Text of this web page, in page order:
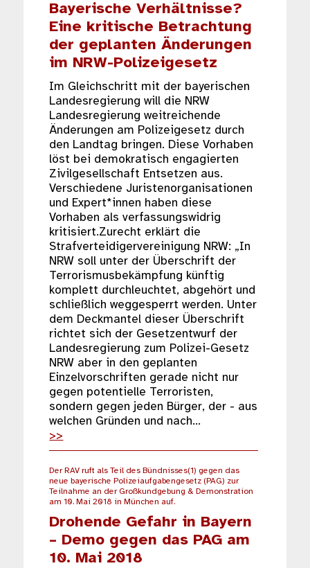
Bayerische Verhältnisse?
Eine kritische Betrachtung
der geplanten Änderungen
im NRW-Polizeigesetz
Im Gleichschritt mit der bayerischen
Landesregierung will die NRW
Landesregierung weitreichende
Änderungen am Polizeigesetz durch
den Landtag bringen. Diese Vorhaben
löst bei demokratisch engagierten
Zivilgesellschaft Entsetzen aus.
Verschiedene Juristenorganisationen
und Expert*innen haben diese
Vorhaben als verfassungswidrig
kritisiert.Zurecht erklärt die
Strafverteidigervereinigung NRW: „In
NRW soll unter der Überschrift der
Terrorismusbekämpfung künftig
komplett durchleuchtet, abgehört und
schließlich weggesperrt werden. Unter
dem Deckmantel dieser Überschrift
richtet sich der Gesetzentwurf der
Landesregierung zum Polizei-Gesetz
NRW aber in den geplanten
Einzelvorschriften gerade nicht nur
gegen potentielle Terroristen,
sondern gegen jeden Bürger, der - aus
welchen Gründen und nach…
>>
Der RAV ruft als Teil des Bündnisses(1) gegen das
neue bayerische Polizeiaufgabengesetz (PAG) zur
Teilnahme an der Großkundgebung & Demonstration
am 10. Mai 2018 in München auf.
Drohende Gefahr in Bayern
– Demo gegen das PAG am
10. Mai 2018